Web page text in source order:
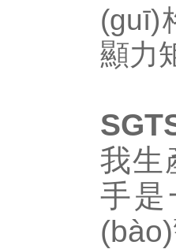
我生
手是
(bào)